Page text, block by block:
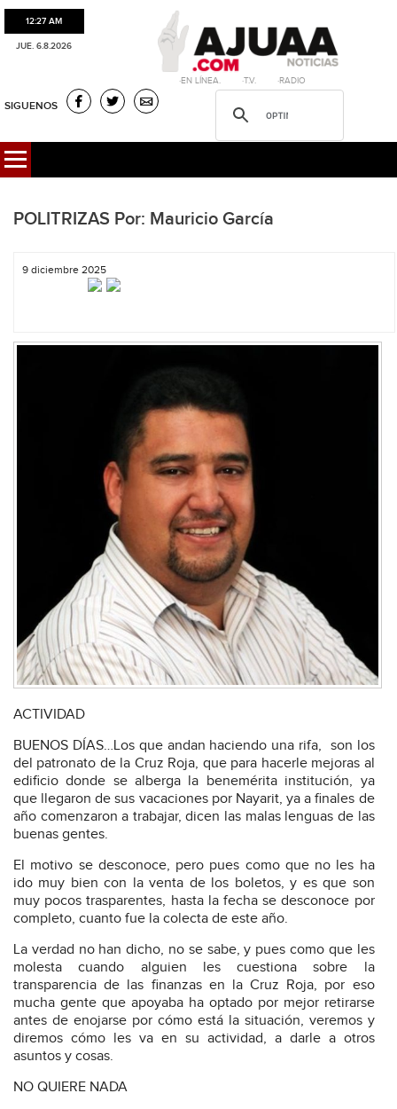
12:27 AM
JUE. 6.8.2026
·EN LÍNEA. ·T.V. ·RADIO
SIGUENOS
POLITRIZAS Por: Mauricio García
9 diciembre 2025
ACTIVIDAD
BUENOS DÍAS…Los que andan haciendo una rifa, son los
del patronato de la Cruz Roja, que para hacerle mejoras al
edificio donde se alberga la benemérita institución, ya
que llegaron de sus vacaciones por Nayarit, ya a finales de
año comenzaron a trabajar, dicen las malas lenguas de las
buenas gentes.
El motivo se desconoce, pero pues como que no les ha
ido muy bien con la venta de los boletos, y es que son
muy pocos trasparentes, hasta la fecha se desconoce por
completo, cuanto fue la colecta de este año.
La verdad no han dicho, no se sabe, y pues como que les
molesta cuando alguien les cuestiona sobre la
transparencia de las finanzas en la Cruz Roja, por eso
mucha gente que apoyaba ha optado por mejor retirarse
antes de enojarse por cómo está la situación, veremos y
diremos cómo les va en su actividad, a darle a otros
asuntos y cosas.
NO QUIERE NADA